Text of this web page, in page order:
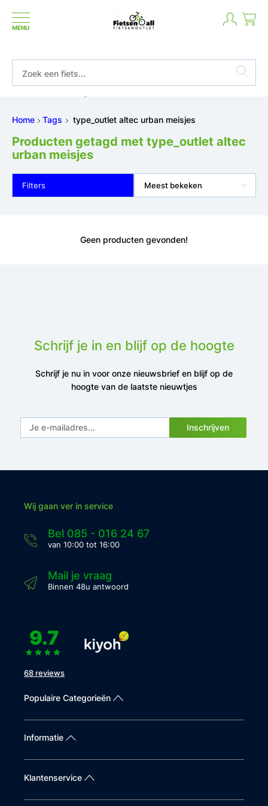
MENU
Home Tags type_outlet altec urban meisjes
Producten getagd met type_outlet altec
urban meisjes
Filters Meest bekeken
Geen producten gevonden!
Schrijf je in en blijf op de hoogte
Schrijf je nu in voor onze nieuwsbrief en blijf op de
hoogte van de laatste nieuwtjes
Inschrijven
Wij gaan ver in service
Bel 085 - 016 24 67
van 10:00 tot 16:00
Mail je vraag
Binnen 48u antwoord
9.7
68 reviews
Populaire Categorieën
Informatie
Klantenservice